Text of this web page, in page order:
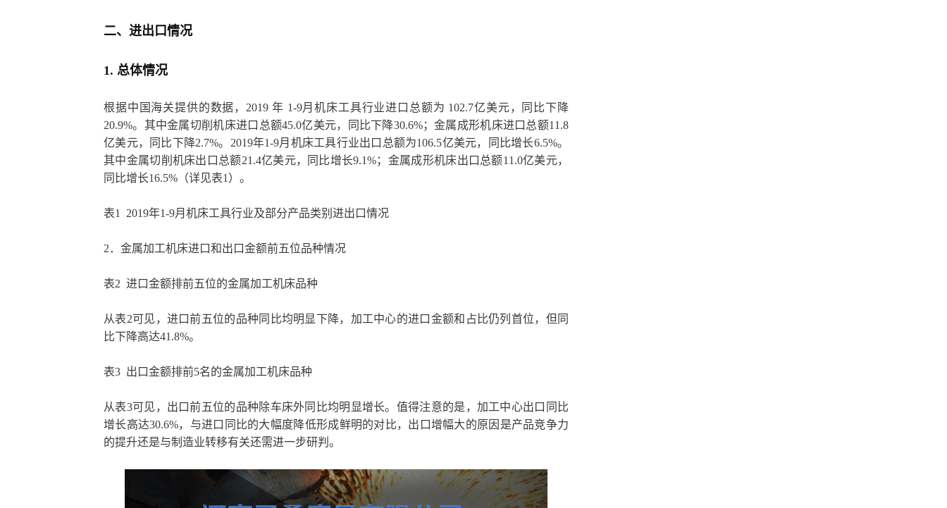
二、进出口情况
1. 总体情况
根据中国海关提供的数据，2019 年 1-9月机床工具行业进口总额为 102.7亿美元，同比下降
20.9%。其中金属切削机床进口总额45.0亿美元，同比下降30.6%；金属成形机床进口总额11.8
亿美元，同比下降2.7%。2019年1-9月机床工具行业出口总额为106.5亿美元，同比增长6.5%。
其中金属切削机床出口总额21.4亿美元，同比增长9.1%；金属成形机床出口总额11.0亿美元，
同比增长16.5%（详见表1）。
表1 2019年1-9月机床工具行业及部分产品类别进出口情况
2．金属加工机床进口和出口金额前五位品种情况
表2 进口金额排前五位的金属加工机床品种
从表2可见，进口前五位的品种同比均明显下降，加工中心的进口金额和占比仍列首位，但同
比下降高达41.8%。
表3 出口金额排前5名的金属加工机床品种
从表3可见，出口前五位的品种除车床外同比均明显增长。值得注意的是，加工中心出口同比
增长高达30.6%，与进口同比的大幅度降低形成鲜明的对比，出口增幅大的原因是产品竞争力
的提升还是与制造业转移有关还需进一步研判。